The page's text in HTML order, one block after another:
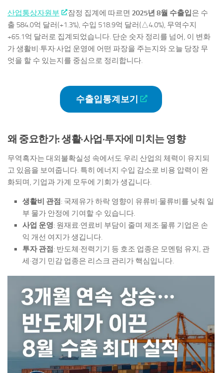
산업통상자원부 잠정 집계에 따르면 2025년 8월 수출입 은 수
출 584.0억 달러(+1.3%), 수입 518.9억 달러(△4.0%), 무역수지
+65.1억 달러로 집계되었습니다. 단순 숫자 정리를 넘어, 이 변화
가 생활비·투자·사업 운영에 어떤 파장을 주는지와 오늘 당장 무
엇을 할 수 있는지를 중심으로 정리합니다.
수출입통계보기
왜 중요한가: 생활·사업·투자에 미치는 영향
무역흑자는 대외불확실성 속에서도 우리 산업의 체력이 유지되
고 있음을 보여줍니다. 특히 에너지 수입 감소로 비용 압력이 완
화되며, 기업과 가계 모두에 기회가 생깁니다.
생활비 관점 : 국제유가 하락 영향이 유류비·물류비를 낮춰 일
부 물가 안정에 기여할 수 있습니다.
사업 운영: 원재료·연료비 부담이 줄며 제조·물류 기업은 손
익 개선 여지가 생깁니다.
투자 관점 : 반도체·전력기기 등 호조 업종은 모멘텀 유지, 관
세·경기 민감 업종은 리스크 관리가 핵심입니다.